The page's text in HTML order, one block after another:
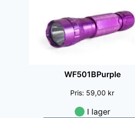
WF501BPurple
Pris: 59,00 kr
I lager